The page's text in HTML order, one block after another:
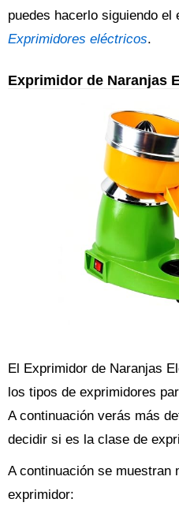
puedes hacerlo siguiendo el
Exprimidores eléctricos.
Exprimidor de Naranjas
El Exprimidor de Naranjas
los tipos de exprimidores
A continuación verás más
decidir si es la clase de
A continuación se muestran
exprimidor: